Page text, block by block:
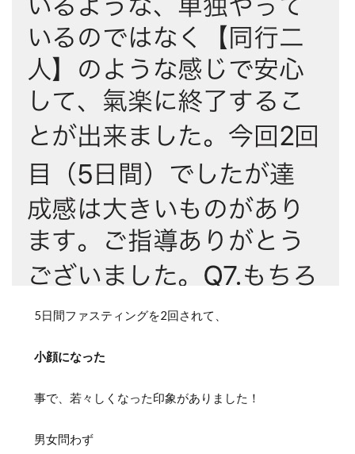
5日間ファスティングを2回されて、
小顔になった
事で、若々しくなった印象がありました！
男女問わず